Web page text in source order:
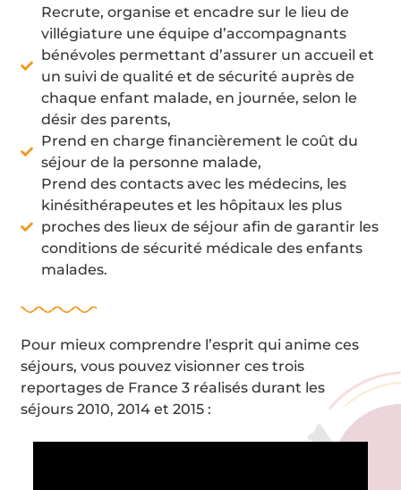
Recrute, organise et encadre sur le lieu de
villégiature une équipe d’accompagnants
bénévoles permettant d’assurer un accueil et
un suivi de qualité et de sécurité auprès de
chaque enfant malade, en journée, selon le
désir des parents,
Prend en charge financièrement le coût du
séjour de la personne malade,
Prend des contacts avec les médecins, les
kinésithérapeutes et les hôpitaux les plus
proches des lieux de séjour afin de garantir les
conditions de sécurité médicale des enfants
malades.
Pour mieux comprendre l’esprit qui anime ces
séjours, vous pouvez visionner ces trois
reportages de France 3 réalisés durant les
séjours 2010, 2014 et 2015 :